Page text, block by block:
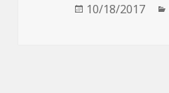
Publié
10/18/2017